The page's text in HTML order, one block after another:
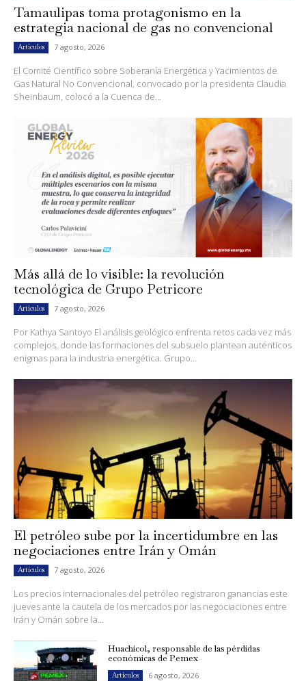
Tamaulipas toma protagonismo en la
estrategia nacional de gas no convencional
Artículos 7 agosto, 2026
El Comité Científico sobre Soberanía Energética y Yacimientos de
Gas Natural No Convencional, convocado por la presidenta Claudia
Sheinbaum, colocó a la Cuenca de...
Más allá de lo visible: la revolución
tecnológica de Grupo Petricore
Artículos 7 agosto, 2026
Por Kathya Santoyo El análisis geológico enfrenta retos cada vez más
complejos, donde las formaciones del subsuelo plantean auténticos
enigmas para la industria energética. Grupo...
El petróleo sube por la incertidumbre en las
negociaciones entre Irán y Omán
Artículos 7 agosto, 2026
Los precios internacionales del petróleo registraron ganancias este
jueves ante la cautela de los mercados por las negociaciones entre
Irán y Omán sobre la...
Huachicol, responsable de las pérdidas
económicas de Pemex
Artículos 6 agosto, 2026